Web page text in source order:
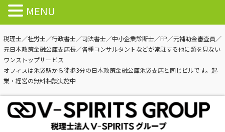
税理士／社労士／行政書士／司法書士／中小企業診断士／FP／元補助金審査員／
元日本政策金融公庫支店長／各種コンサルタントなどが常駐する他に類を見ない
ワンストップサービス
オフィスは池袋駅から徒歩3分の日本政策金融公庫池袋支店と同じビルです。起
業・経営の無料相談実施中
MENU